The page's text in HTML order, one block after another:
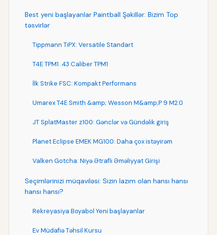
Best yeni başlayanlar Paintball Şəkillər: Bizim Top
təsvirlər
Tippmann TiPX: Versatile Standart
T4E TPM1 .43 Caliber TPM1
İlk Strike FSC: Kompakt Performans
Umarex T4E Smith &amp; Wesson M&amp;P 9 M2.0
JT SplatMaster z100: Gənclər və Gündəlik giriş
Planet Eclipse EMEK MG100: Daha çox istəyirəm
Valken Gotcha: Niyə Ətraflı Əməliyyat Girişi
Seçimlərinizi müqaviləsi: Sizin lazım olan hansı hansı
hansı hansı?
Rekreyasiya Boyabol Yeni başlayanlar
Ev Müdafiə Təhsil Kursu